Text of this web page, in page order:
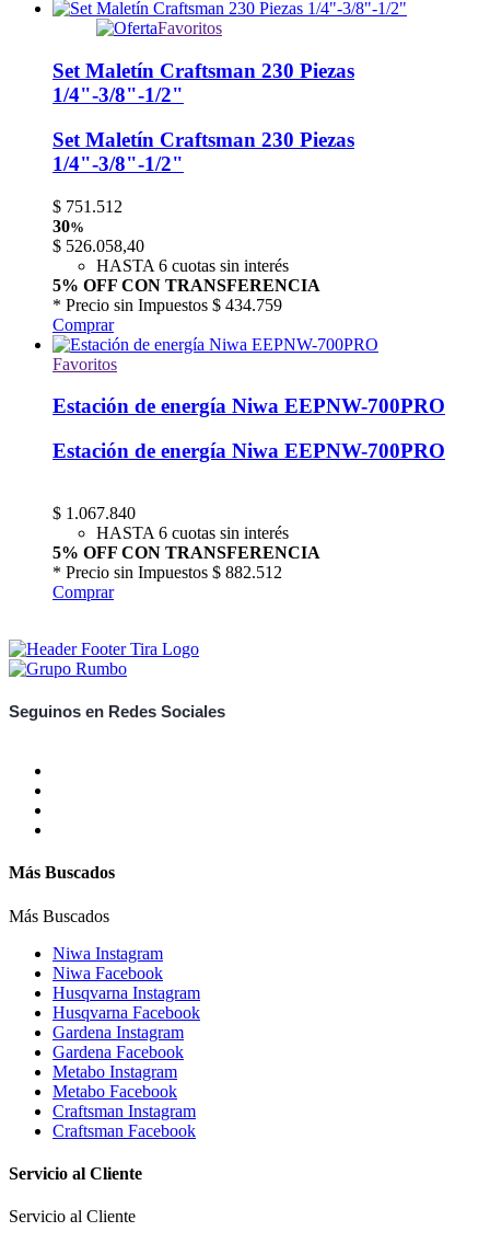
Favoritos
Set Maletín Craftsman 230 Piezas
1/4"-3/8"-1/2"
Set Maletín Craftsman 230 Piezas
1/4"-3/8"-1/2"
$ 751.512
30%
$ 526.058,40
HASTA 6 cuotas sin interés
5% OFF CON TRANSFERENCIA
* Precio sin Impuestos $ 434.759
Comprar
Favoritos
Estación de energía Niwa EEPNW-700PRO
Estación de energía Niwa EEPNW-700PRO
$ 1.067.840
HASTA 6 cuotas sin interés
5% OFF CON TRANSFERENCIA
* Precio sin Impuestos $ 882.512
Comprar
Seguinos en Redes Sociales
Más Buscados
Más Buscados
Niwa Instagram
Niwa Facebook
Husqvarna Instagram
Husqvarna Facebook
Gardena Instagram
Gardena Facebook
Metabo Instagram
Metabo Facebook
Craftsman Instagram
Craftsman Facebook
Servicio al Cliente
Servicio al Cliente